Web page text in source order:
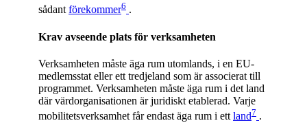
sådant förekommer6 .
Krav avseende plats för verksamheten
Verksamheten måste äga rum utomlands, i en EU-
medlemsstat eller ett tredjeland som är associerat till
programmet. Verksamheten måste äga rum i det land
där värdorganisationen är juridiskt etablerad. Varje
mobilitetsverksamhet får endast äga rum i ett land7 .